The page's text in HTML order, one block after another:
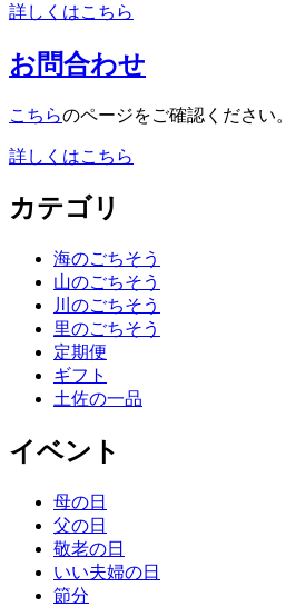
詳しくはこちら
お問合わせ
こちらのページをご確認ください。
詳しくはこちら
カテゴリ
海のごちそう
山のごちそう
川のごちそう
里のごちそう
定期便
ギフト
土佐の一品
イベント
母の日
父の日
敬老の日
いい夫婦の日
節分